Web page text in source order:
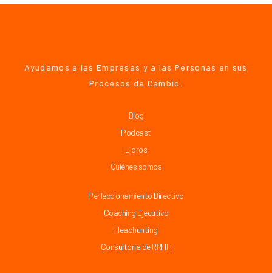
Ayudamos a las Empresas y a las Personas en sus
Procesos de Cambio.
Blog
Podcast
Libros
Quiénes somos
Perfeccionamiento Directivo
Coaching Ejecutivo
Headhunting
Consultoría de RRHH